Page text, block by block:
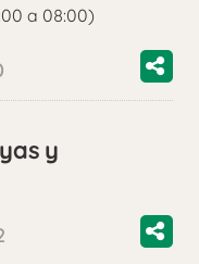
a 08:00)
y